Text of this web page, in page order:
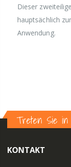
Dieser
hauptsächlich
Anwendung.
Treten Sie in
KONTAKT